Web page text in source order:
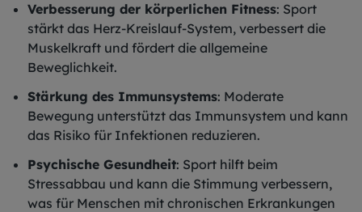
Verbesserung der körperlichen Fitness: Sport
stärkt das Herz-Kreislauf-System, verbessert die
Muskelkraft und fördert die allgemeine
Beweglichkeit.
Stärkung des Immunsystems: Moderate
Bewegung unterstützt das Immunsystem und kann
das Risiko für Infektionen reduzieren.
Psychische Gesundheit: Sport hilft beim
Stressabbau und kann die Stimmung verbessern,
was für Menschen mit chronischen Erkrankungen